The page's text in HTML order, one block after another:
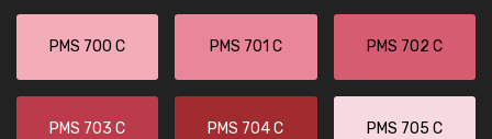
PMS 700 C PMS 701 C PMS 702 C
PMS 703 C PMS 704 C PMS 705 C